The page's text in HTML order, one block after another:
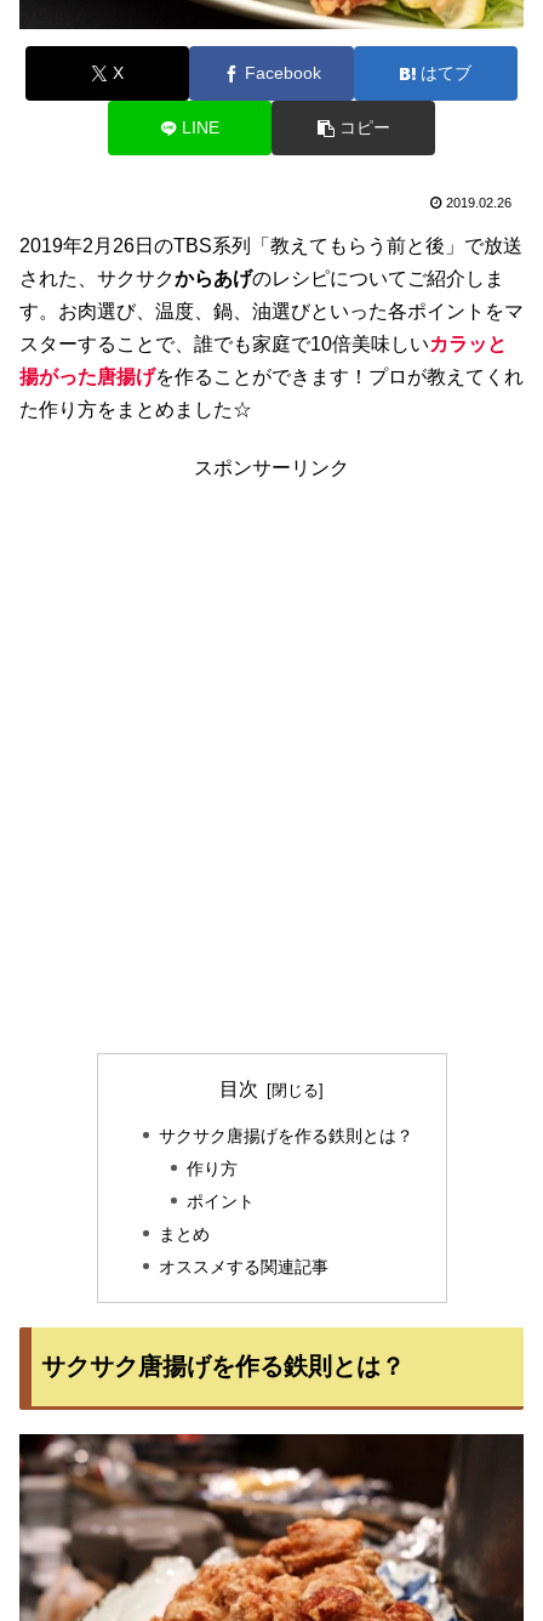
X Facebook はてブ
LINE コピー
2019.02.26
2019年2月26日のTBS系列「教えてもらう前と後」で放送
された、サクサクからあげのレシピについてご紹介しま
す。お肉選び、温度、鍋、油選びといった各ポイントをマ
スターすることで、誰でも家庭で10倍美味しいカラッと
揚がった唐揚げを作ることができます！プロが教えてくれ
た作り方をまとめました☆
スポンサーリンク
目次
サクサク唐揚げを作る鉄則とは？
作り方
ポイント
まとめ
オススメする関連記事
サクサク唐揚げを作る鉄則とは？